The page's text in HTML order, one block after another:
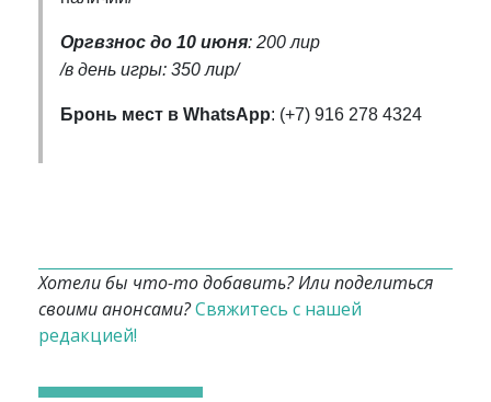
Оргвзнос до 10 июня: 200 лир
/в день игры: 350 лир/
Бронь мест в WhatsApp: (+7) 916 278 4324
Хотели бы что-то добавить? Или поделиться
своими анонсами?Свяжитесь с нашей
редакцией!